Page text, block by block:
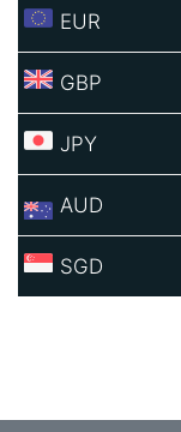
EUR
GBP
JPY
AUD
SGD